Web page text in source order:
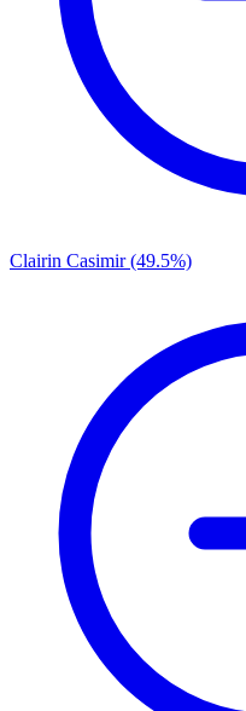
Clairin Casimir (49.5%)